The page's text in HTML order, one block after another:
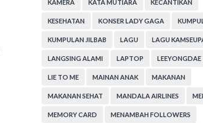
KAMERA KATA MUTIARA KECANTIKAN
KESEHATAN KONSER LADY GAGA
KUMPULAN JILBAB LAGU LAGU
LANGSING ALAMI LAPTOP LEEYONGDAE
LIE TO ME MAINAN ANAK MAKANAN
MAKANAN SEHAT MANDALA AIRLINES
MEMORY CARD MENAMBAH FOLLOWERS